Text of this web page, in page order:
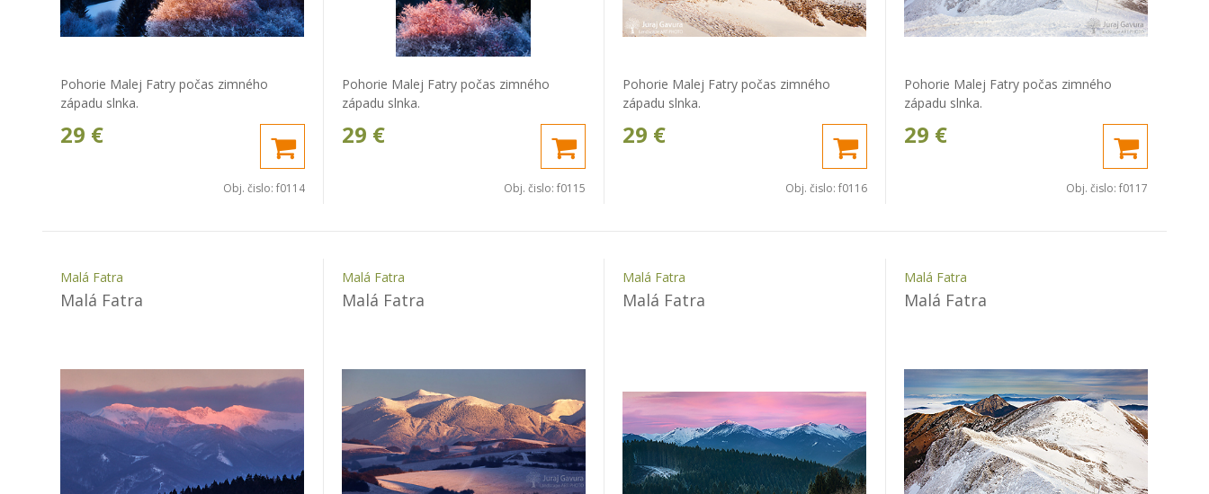
Pohorie Malej Fatry počas zimného
západu slnka.
29 €
Obj. čislo: f0114
Pohorie Malej Fatry počas zimného
západu slnka.
29 €
Obj. čislo: f0115
Pohorie Malej Fatry počas zimného
západu slnka.
29 €
Obj. čislo: f0116
Pohorie Malej Fatry počas zimného
západu slnka.
29 €
Obj. čislo: f0117
Malá Fatra
Malá Fatra
Malá Fatra
Malá Fatra
Malá Fatra
Malá Fatra
Malá Fatra
Malá Fatra